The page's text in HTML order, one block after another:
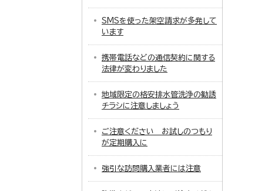
SMSを使った架空請求が多発して
います
携帯電話などの通信契約に関する
法律が変わりました
地域限定の格安排水管洗浄の勧誘
チラシに注意しましょう
ご注意ください お試しのつもり
が定期購入に
強引な訪問購入業者には注意